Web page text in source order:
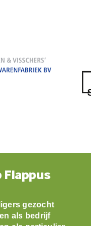
Met dank